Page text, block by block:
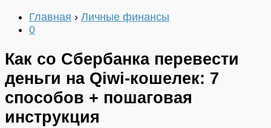
Главная › Личные финансы
0
Как со Сбербанка перевести
деньги на Qiwi-кошелек: 7
способов + пошаговая
инструкция